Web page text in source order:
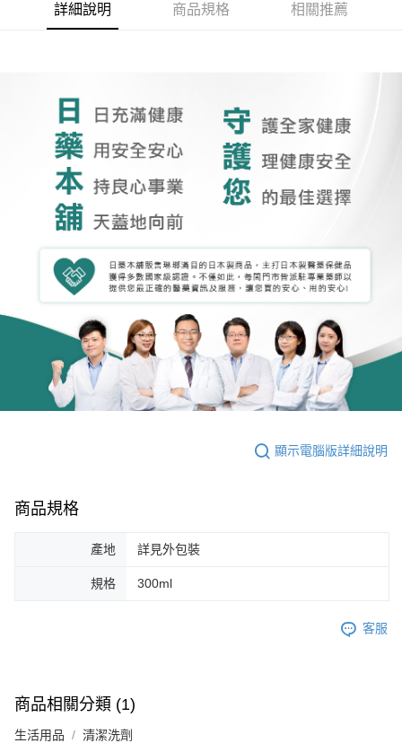
詳細說明 商品規格 相關推薦
顯示電腦版詳細說明
商品規格
產地 詳見外包裝
規格 300ml
客服
商品相關分類 (1)
生活用品 清潔洗劑